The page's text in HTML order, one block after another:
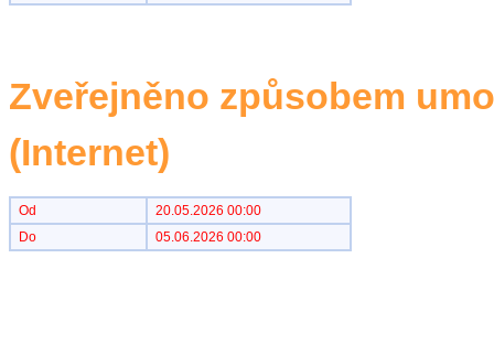
Zveřejněno způsobem
(Internet)
Od
20.05.2026 00:00
Do
05.06.2026 00:00